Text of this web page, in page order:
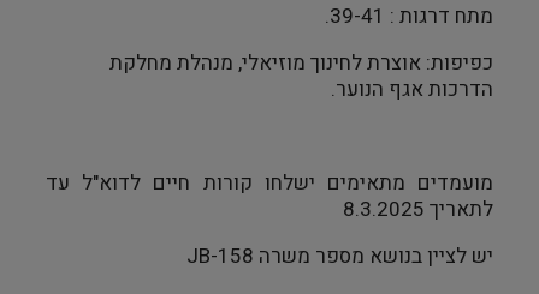
מתח דרגות : 39-41.
כפיפות: אוצרת לחינוך מוזיאלי, מנהלת מחלקת
הדרכות אגף הנוער.
מועמדים מתאימים ישלחו קורות חיים לדוא"ל עד
לתאריך 8.3.2025
יש לציין בנושא מספר משרה JB-158